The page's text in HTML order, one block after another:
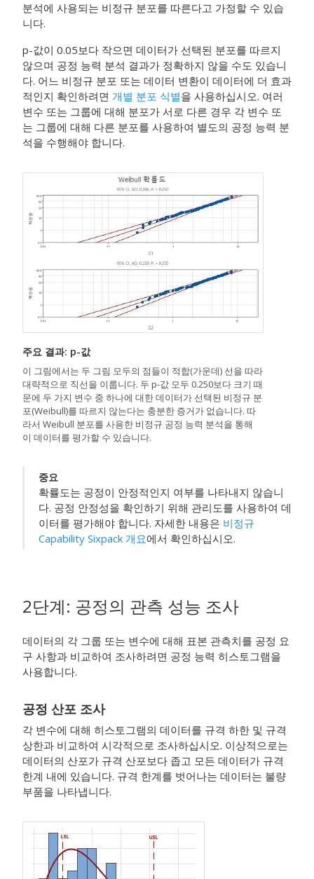
분석에 사용되는 비정규 분포를 따른다고 가정할 수 있습
니다.
p-값이 0.05보다 작으면 데이터가 선택된 분포를 따르지
않으며 공정 능력 분석 결과가 정확하지 않을 수도 있습니
다. 어느 비정규 분포 또는 데이터 변환이 데이터에 더 효과
적인지 확인하려면 개별 분포 식별을 사용하십시오. 여러
변수 또는 그룹에 대해 분포가 서로 다른 경우 각 변수 또
는 그룹에 대해 다른 분포를 사용하여 별도의 공정 능력 분
석을 수행해야 합니다.
주요 결과: p-값
이 그림에서는 두 그림 모두의 점들이 적합(가운데) 선을 따라
대략적으로 직선을 이룹니다. 두 p-값 모두 0.250보다 크기 때
문에 두 가지 변수 중 하나에 대한 데이터가 선택된 비정규 분
포(Weibull)를 따르지 않는다는 충분한 증거가 없습니다. 따
라서 Weibull 분포를 사용한 비정규 공정 능력 분석을 통해
이 데이터를 평가할 수 있습니다.
중요
확률도는 공정이 안정적인지 여부를 나타내지 않습니
다. 공정 안정성을 확인하기 위해 관리도를 사용하여 데
이터를 평가해야 합니다. 자세한 내용은 비정규
Capability Sixpack 개요에서 확인하십시오.
2단계: 공정의 관측 성능 조사
데이터의 각 그룹 또는 변수에 대해 표본 관측치를 공정 요
구 사항과 비교하여 조사하려면 공정 능력 히스토그램을
사용합니다.
공정 산포 조사
각 변수에 대해 히스토그램의 데이터를 규격 하한 및 규격
상한과 비교하여 시각적으로 조사하십시오. 이상적으로는
데이터의 산포가 규격 산포보다 좁고 모든 데이터가 규격
한계 내에 있습니다. 규격 한계를 벗어나는 데이터는 불량
부품을 나타냅니다.